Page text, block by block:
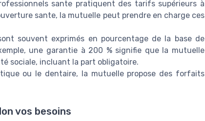
sante pratiquent des tarifs supérieurs à
sante, la mutuelle peut prendre en charge ces
souvent exprimés en pourcentage de la base de
une garantie à 200 % signifie que la mutuelle
sociale, incluant la part obligatoire.
ou le dentaire, la mutuelle propose des forfaits
vos besoins